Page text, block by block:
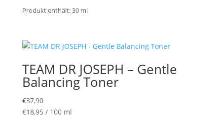
Produkt enthält: 30 ml
TEAM DR JOSEPH – Gentle
Balancing Toner
€37,90
€18,95 / 100 ml